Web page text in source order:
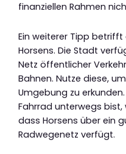
finanziellen Rahmen
Ein weiterer Tipp
Horsens. Die Stadt
Netz öffentlicher
Bahnen. Nutze diese,
Umgebung zu
Fahrrad unterwegs
dass Horsens über ein
Radwegenetz verfügt.